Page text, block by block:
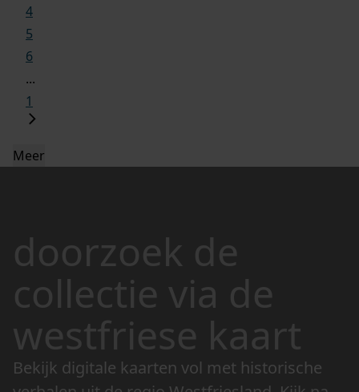
4
5
6
...
1
Meer
doorzoek de
collectie via de
westfriese kaart
Bekijk digitale kaarten vol met historische